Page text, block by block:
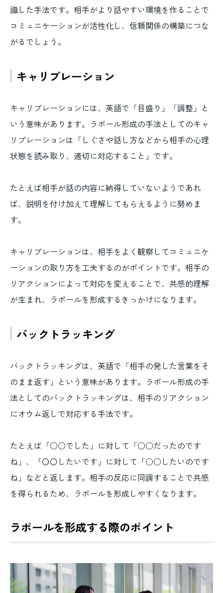
識した手法です。相手がより話やすい環境を作ることで
コミュニケーションが活性化し、信頼関係の構築につな
がるでしょう。
キャリブレーション
キャリブレーションには、英語で「目盛り」「調整」と
いう意味があります。ラポール形成の手法としてのキャ
リブレーションは「しぐさや話し方などから相手の心理
状態を読み取り、適切に対応すること」です。
たとえば相手が話の内容に納得していないようであれ
ば、説明を付け加えて理解してもらえるように努めま
す。
キャリブレーションは、相手をよく観察してコミュニケ
ーションの取り方を工夫するのがポイントです。相手の
リアクションによって対応を変えることで、共感的理解
が生まれ、ラポールを形成するきっかけになります。
バックトラッキング
バックトラッキングは、英語で「相手の発した言葉をそ
のまま返す」という意味があります。ラポール形成の手
法としてのバックトラッキングは、相手のリアクション
にオウム返しで対応する手法です。
たとえば「○○でした」に対して「○○だったのです
ね」、「〇〇したいです」に対して「○○したいのです
ね」などと返します。相手の反応に同調することで共感
を得られるため、ラポールを形成しやすくなります。
ラポールを形成する際のポイント